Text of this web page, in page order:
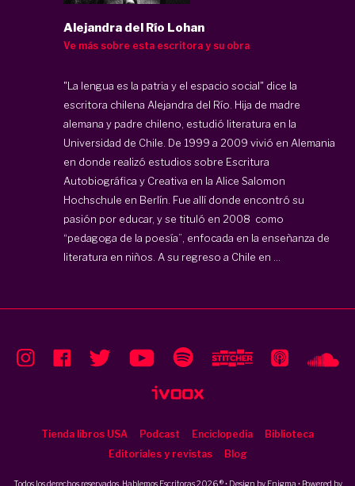
Alejandra del Río Lohan
Ve más sobre esta escritora y su obra
"La lengua es la patria y el espacio social" dice la
escritora chilena Alejandra del Río. Hija de madre
alemana y padre chileno, estudió literatura en la
Universidad de Chile. De 1999 a 2009 vivió en Alemania
en donde realizó estudios sobre Escritura
Autobiográfica y Creativa en la Alice Salomon
Hochschule en Berlín. Fue allí donde encontró su
pasión por educar, y se tituló en 2008 como
“pedagoga de la poesía”, enfocada en la enseñanza de
literatura en niños. A su regreso a Chile en ...
Tienda libros USA Podcast Enciclopedia
Biblioteca
Editoriales y revistas
Blog
Todos los derechos reservados, Hablemos Escritoras 2026 ® • Design by Enigma • Powered by